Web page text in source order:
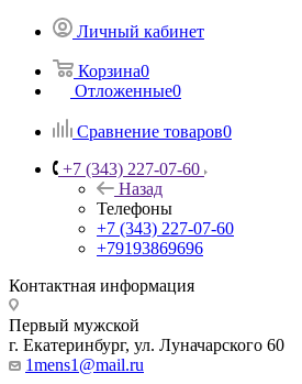
Личный кабинет
Корзина0
Отложенные0
Сравнение товаров0
+7 (343) 227-07-60
Назад
Телефоны
+7 (343) 227-07-60
+79193869696
Контактная информация
Первый мужской
г. Екатеринбург, ул. Луначарского 60
1mens1@mail.ru